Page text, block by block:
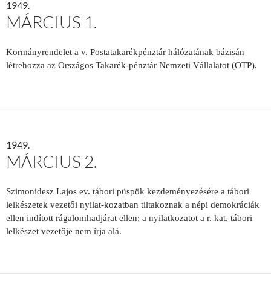
1949.
MÁRCIUS 1.
Kormányrendelet a v. Postatakarékpénztár hálózatának bázisán
létrehozza az Országos Takarék-pénztár Nemzeti Vállalatot (OTP).
1949.
MÁRCIUS 2.
Szimonidesz Lajos ev. tábori püspök kezdeményezésére a tábori
lelkészetek vezetői nyilat-kozatban tiltakoznak a népi demokráciák
ellen indított rágalomhadjárat ellen; a nyilatkozatot a r. kat. tábori
lelkészet vezetője nem írja alá.